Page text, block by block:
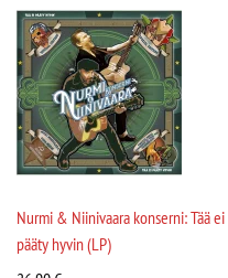
Nurmi & Niinivaara konserni: Tää ei
pääty hyvin (LP)